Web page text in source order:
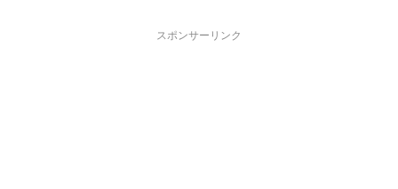
スポンサーリンク